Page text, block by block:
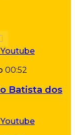
00:52
Batista dos